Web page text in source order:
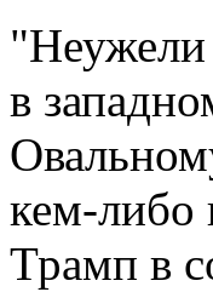
"Неужели
в
кем-либо
Трамп в